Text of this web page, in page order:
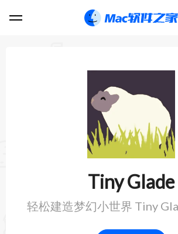
Tiny Glade
轻松建造梦幻小世界 Tiny